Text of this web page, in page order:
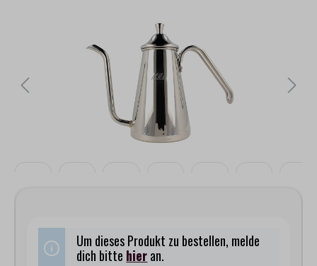
Um dieses Produkt zu bestellen, melde
dich bitte hieran.